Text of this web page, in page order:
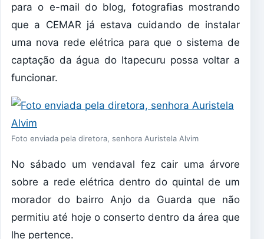
para o e-mail do blog, fotografias mostrando
que a CEMAR já estava cuidando de instalar
uma nova rede elétrica para que o sistema de
captação da água do Itapecuru possa voltar a
funcionar.
Foto enviada pela diretora, senhora Auristela Alvim
No sábado um vendaval fez cair uma árvore
sobre a rede elétrica dentro do quintal de um
morador do bairro Anjo da Guarda que não
permitiu até hoje o conserto dentro da área que
lhe pertence.